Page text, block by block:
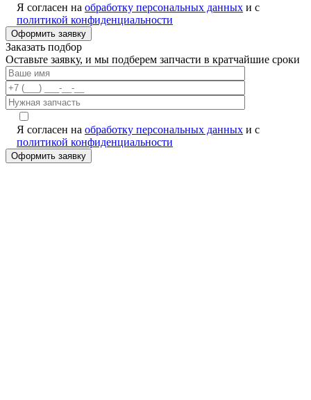
Я согласен на обработку персональных данных и с
политикой конфиденциальности
Заказать подбор
Оставьте заявку, и мы подберем запчасти в кратчайшие сроки
Я согласен на обработку персональных данных и с
политикой конфиденциальности